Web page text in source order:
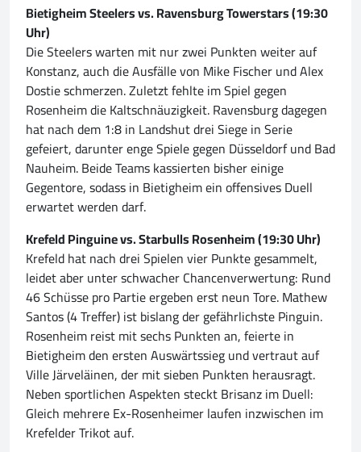
Bietigheim Steelers vs. Ravensburg Towerstars (19:30
Uhr)
Die Steelers warten mit nur zwei Punkten weiter auf
Konstanz, auch die Ausfälle von Mike Fischer und Alex
Dostie schmerzen. Zuletzt fehlte im Spiel gegen
Rosenheim die Kaltschnäuzigkeit. Ravensburg dagegen
hat nach dem 1:8 in Landshut drei Siege in Serie
gefeiert, darunter enge Spiele gegen Düsseldorf und Bad
Nauheim. Beide Teams kassierten bisher einige
Gegentore, sodass in Bietigheim ein offensives Duell
erwartet werden darf.
Krefeld Pinguine vs. Starbulls Rosenheim (19:30 Uhr)
Krefeld hat nach drei Spielen vier Punkte gesammelt,
leidet aber unter schwacher Chancenverwertung: Rund
46 Schüsse pro Partie ergeben erst neun Tore. Mathew
Santos (4 Treffer) ist bislang der gefährlichste Pinguin.
Rosenheim reist mit sechs Punkten an, feierte in
Bietigheim den ersten Auswärtssieg und vertraut auf
Ville Järveläinen, der mit sieben Punkten herausragt.
Neben sportlichen Aspekten steckt Brisanz im Duell:
Gleich mehrere Ex-Rosenheimer laufen inzwischen im
Krefelder Trikot auf.